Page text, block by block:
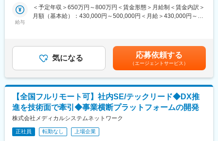
★人と接することが好きな方
★笑顔で働きたい方
【当社について】
（１）長期就業しやすい環境
最大12連休の取得が可能で、旅行を楽しむスタッフも多いとか！
リアを築くことができる体制が整っております。
（２）お店づくりのヒミツ
当社では売場スタッフが主導でお店作りをしています。何故な
ら、お客様の声をたくさん聞き、お客様の一番そばにいるのは売
場スタッフだからです。
販売商品の選定、価格、陳列方法、商品の組み合わせ、演出の仕
方…時にはバイヤーと相談して商品を仕入れることもあります。
＜具体的に＞
業務事例：
直営店約450店舗の管理運用システム
医薬品ネットワーク加盟店(約10,000店舗)のシステム運用・開発
提案、コスト見積もり、要件定義～運用まで経験やスキルに応じ
て業務をお任せしていきます。
さらなるマネジメント業務や、PMのスペシャリストとして業務を
極めて頂くことも可能です。
■組織構成：
トワーク含む）
給与
＜予定年収＞650万円～800万円＜賃金形態＞月給制＜賃金内訳＞
月額（基本給）：430,000円～500,000円＜月給＞430,000円～
も目安の金額であり、選考を通じて上下する可能性があります。
月給(月額)は固定手当を含めた表記です。
気になる 応募依頼する
（エージェントサービス）
【全国フルリモート可】社内SE/テックリード◆DX推
進を技術面で牽引◆事業横断プラットフォームの開発
株式会社メディカルシステムネットワーク
正社員 転勤なし 上場企業